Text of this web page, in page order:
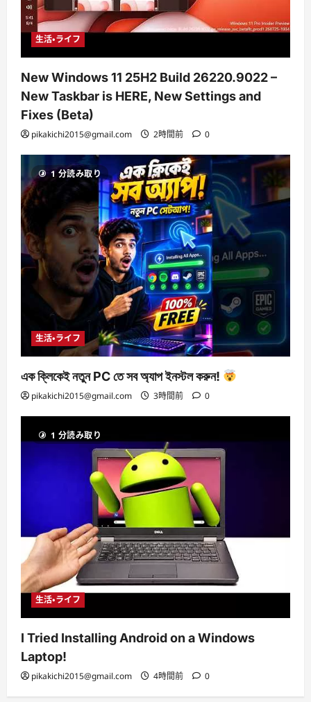
生活・ライフ
New Windows 11 25H2 Build 26220.9022 –
New Taskbar is HERE, New Settings and
Fixes (Beta)
pikakichi2015@gmail.com 2時間前 0
1 分読み取り
生活・ライフ
এক ক্লিকেই নতুন PC তে সব অ্যাপ ইনস্টল করুন!
pikakichi2015@gmail.com 3時間前 0
1 分読み取り
生活・ライフ
I Tried Installing Android on a Windows
Laptop!
pikakichi2015@gmail.com 4時間前 0